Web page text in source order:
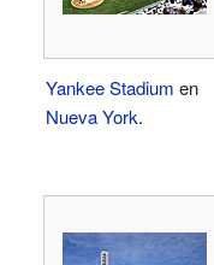
Yankee Stadium en
Nueva York.